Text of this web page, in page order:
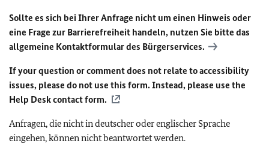
Sollte es sich bei Ihrer Anfrage nicht um einen Hinweis oder
eine Frage zur Barrierefreiheit handeln, nutzen Sie bitte das
allgemeine Kontaktformular des Bürgerservices.
If your question or comment does not relate to accessibility
issues, please do not use this form. Instead, please use the
Help Desk contact form.
Anfragen, die nicht in deutscher oder englischer Sprache
eingehen, können nicht beantwortet werden.